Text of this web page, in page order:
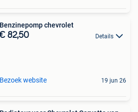
Benzinepomp chevrolet
€ 82,50 Details
Bezoek website 19 jun 26